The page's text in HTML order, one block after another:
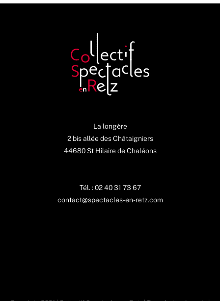
La longère
2 bis allée des Châtaigniers
44680 St Hilaire de Chaléons
Tél. : 02 40 31 73 67
contact@spectacles-en-retz.com